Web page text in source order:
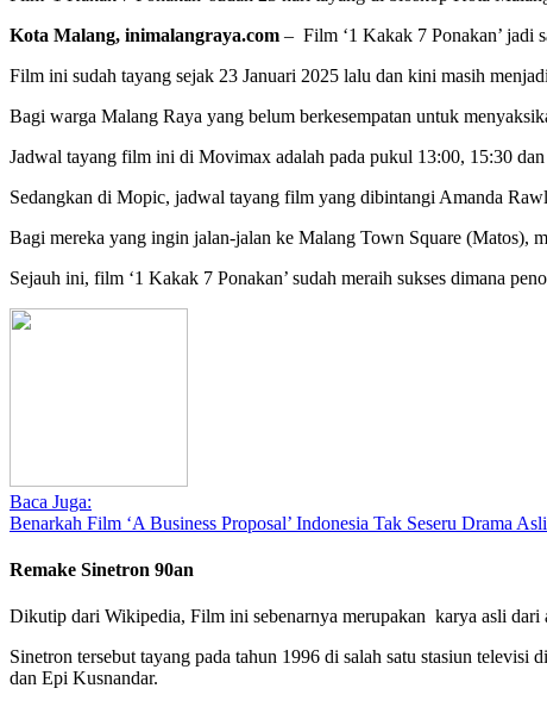
Kota Malang, inimalangraya.com – Film ‘1 Kakak 7 Ponakan’ jadi
Film ini sudah tayang sejak 23 Januari 2025 lalu dan kini masih
Bagi warga Malang Raya yang belum berkesempatan untuk
Jadwal tayang film ini di Movimax adalah pada pukul 13:00, 15:30
Sedangkan di Mopic, jadwal tayang film yang dibintangi Amanda
Bagi mereka yang ingin jalan-jalan ke Malang Town Square (Matos),
Sejauh ini, film ‘1 Kakak 7 Ponakan’ sudah meraih sukses dimana
Baca Juga:
Benarkah Film ‘A Business Proposal’ Indonesia Tak Seseru Drama
Remake Sinetron 90an
Dikutip dari Wikipedia, Film ini sebenarnya merupakan karya asli
Sinetron tersebut tayang pada tahun 1996 di salah satu stasiun
dan Epi Kusnandar.